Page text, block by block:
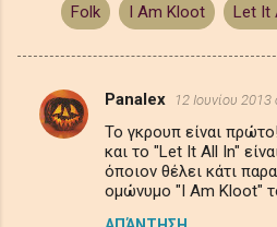
Folk I Am Kloot Let It
Σ
Panalex 12 Ιουνίου 2013
Το γκρουπ είναι
και το "Let It All In"
όποιον θέλει κάτι
ομώνυμο "I Am Kloot"